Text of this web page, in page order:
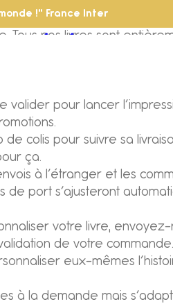
nos livres sont
pas reçu le mail
s’il n’y est toujours pas,
valider pour lancer
colis pour suivre sa
ça.
à l’étranger et les
de port s’ajusteront
votre livre,
de votre
eux-mêmes
à la demande mais
?
adapté ?
créer son livre ?
?
!" France Inter